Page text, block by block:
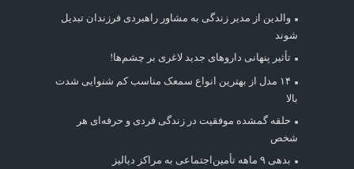
والدین از مدیر زندگی به مشاور راهبردی فرزندان تبدیل
شوند
تأثیر پنهانی داروهای جدید لاغری بر چشم‌ها!
۱۴ مدل از بهترین انواع سمعک مناسب کم شنوایی شدت
بالا
حلقه گمشده موفقیت در زندگی فردی و حرفه‌ای هر
شخص
بدهی ۹ ماهه تأمین‌اجتماعی به مراکز دیالیز